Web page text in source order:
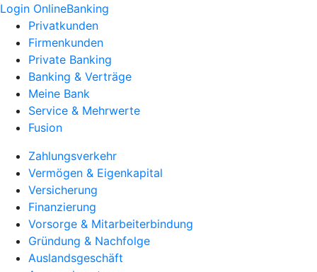
Login OnlineBanking
Privatkunden
Firmenkunden
Private Banking
Banking & Verträge
Meine Bank
Service & Mehrwerte
Fusion
Zahlungsverkehr
Vermögen & Eigenkapital
Versicherung
Finanzierung
Vorsorge & Mitarbeiterbindung
Gründung & Nachfolge
Auslandsgeschäft